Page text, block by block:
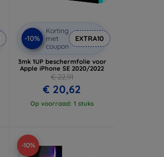
-10%
Korting
met
coupon
EXTRA10
3mk 1UP beschermfolie voor
Apple iPhone SE 2020/2022
€ 22,91
€ 20,62
Op voorraad: 1 stuks
-10%